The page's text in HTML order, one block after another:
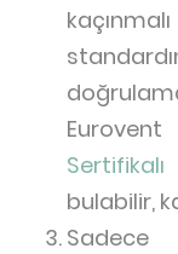
bulabilir,
Sadece